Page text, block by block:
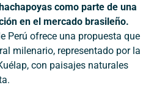
como parte de una
en el mercado brasileño.
Perú ofrece una propuesta que
milenario, representado por la
con paisajes naturales